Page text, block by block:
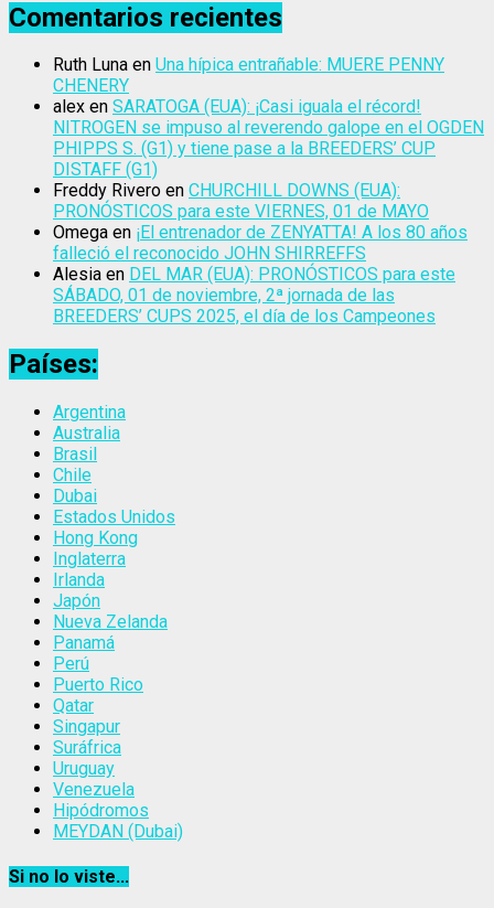
Comentarios recientes
Ruth Luna en Una hípica entrañable: MUERE PENNY
CHENERY
alex en SARATOGA (EUA): ¡Casi iguala el récord!
NITROGEN se impuso al reverendo galope en el OGDEN
PHIPPS S. (G1) y tiene pase a la BREEDERS’ CUP
DISTAFF (G1)
Freddy Rivero en CHURCHILL DOWNS (EUA):
PRONÓSTICOS para este VIERNES, 01 de MAYO
Omega en ¡El entrenador de ZENYATTA! A los 80 años
falleció el reconocido JOHN SHIRREFFS
Alesia en DEL MAR (EUA): PRONÓSTICOS para este
SÁBADO, 01 de noviembre, 2ª jornada de las
BREEDERS’ CUPS 2025, el día de los Campeones
Países:
Argentina
Australia
Brasil
Chile
Dubai
Estados Unidos
Hong Kong
Inglaterra
Irlanda
Japón
Nueva Zelanda
Panamá
Perú
Puerto Rico
Qatar
Singapur
Suráfrica
Uruguay
Venezuela
Hipódromos
MEYDAN (Dubai)
Si no lo viste...